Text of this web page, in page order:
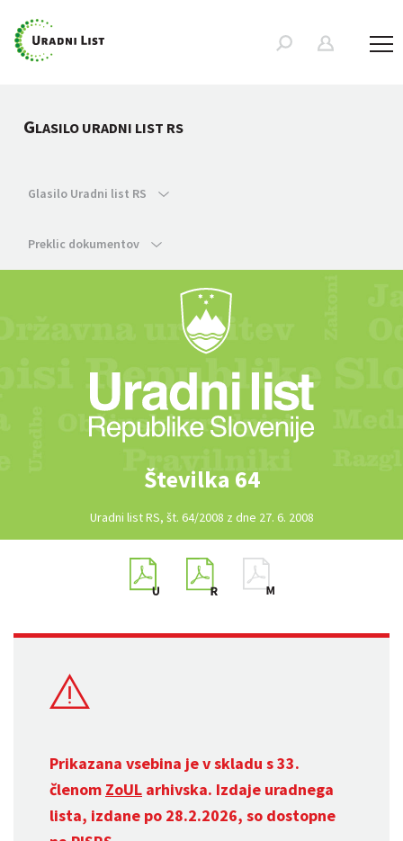
GLASILO URADNI LIST RS
Glasilo Uradni list RS
Preklic dokumentov
Številka 64
Uradni list RS, št. 64/2008 z dne 27. 6. 2008
Prikazana vsebina je v skladu s 33.
členom ZoUL arhivska. Izdaje uradnega
lista, izdane po 28.2.2026, so dostopne